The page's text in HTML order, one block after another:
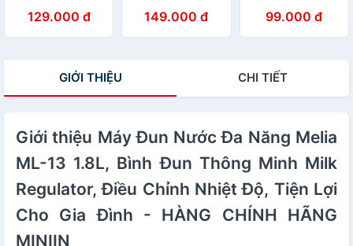
Nước Siêu Tốc
Công Suất Lớn
Chính Hãng Loại
129.000 đ
MINIIN 2 Lít
Model GD -ST16
149.000 đ
1800W - Sôi
Nhanh Tự Động
Kiệm Điện - Hàng
99.000 đ
GIỚI THIỆU CHI TIẾT
Giới thiệu Máy Đun Nước Đa Năng Melia
ML-13 1.8L, Bình Đun Thông Minh Milk
Regulator, Điều Chỉnh Nhiệt Độ, Tiện Lợi
Cho Gia Đình - HÀNG CHÍNH HÃNG
MINIIN